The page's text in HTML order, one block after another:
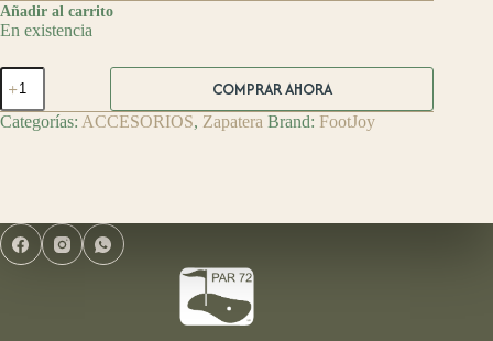
Añadir al carrito
En existencia
FootJoy
Zapatera
de
Golg
cantidad
COMPRAR AHORA
Categorías: ACCESORIOS, Zapatera Brand: FootJoy